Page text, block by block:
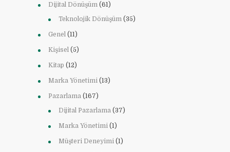
Dijital Dönüşüm (61)
Teknolojik Dönüşüm (35)
Genel (11)
Kişisel (5)
Kitap (12)
Marka Yönetimi (13)
Pazarlama (167)
Dijital Pazarlama (37)
Marka Yönetimi (1)
Müşteri Deneyimi (1)